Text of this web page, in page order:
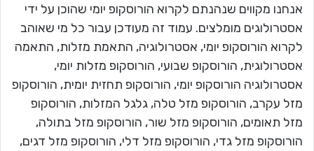
אנחנו מקווים שנהנתם לקרוא הורוסקופ יומי שהוכן על ידי
אסטרולוגים מומלצים. עמוד זה מעודכן עבור כל מי שאוהב
לקרוא הורוסקופ יומי, אסטרולוגיה, התאמת מזלות, התאמה
אסטרולוגית, הורוסקופ שבועי, הורוסקופ מזלות יומי,
אסטרולוגיה הורוסקופ יומי, הורוסקופ תחזית יומית, הורוסקופ
מזל עקרב, הורוסקופ מזל טלה, גלגל המזלות, הורוסקופ
מזל תאומים, הורוסקופ מזל שור, הורוסקופ מזל בתולה,
הורוסקופ מזל גדי, הורוסקופ מזל דלי, הורוסקופ מזל דגים,